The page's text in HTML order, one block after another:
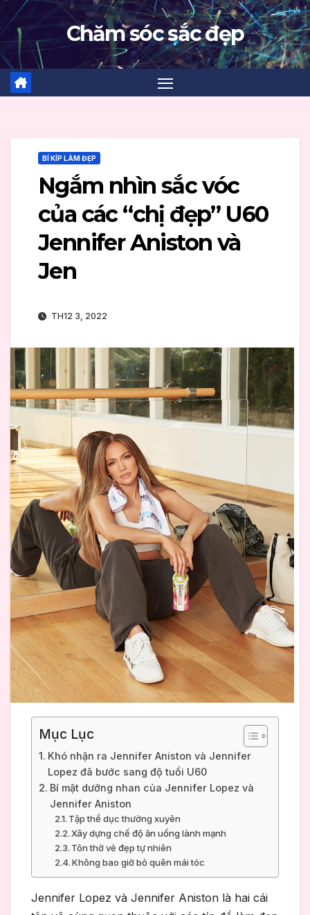
Skip
to
content
Chăm sóc sắc đẹp
BÍ KÍP LÀM ĐẸP
Ngắm nhìn sắc vóc
của các “chị đẹp” U60
Jennifer Aniston và
Jen
TH12 3, 2022
Mục Lục
Khó nhận ra Jennifer Aniston và Jennifer
Lopez đã bước sang độ tuổi U60
Bí mật dưỡng nhan của Jennifer Lopez và
Jennifer Aniston
Tập thể dục thường xuyên
Xây dựng chế độ ăn uống lành mạnh
Tôn thờ vẻ đẹp tự nhiên
Không bao giờ bỏ quên mái tóc
Jennifer Lopez và Jennifer Aniston là hai cái